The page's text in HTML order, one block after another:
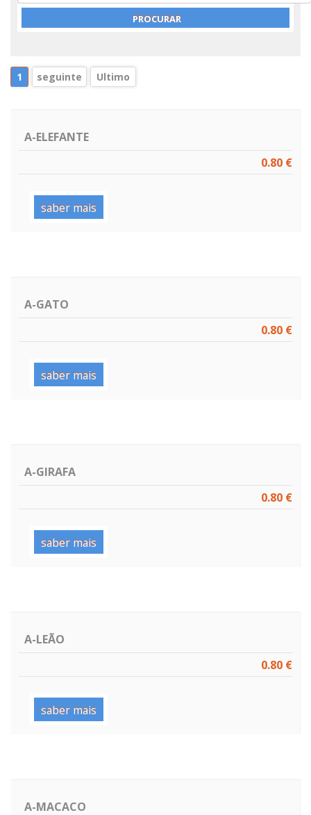
1 seguinte Ultimo
A-ELEFANTE
0.80 €
saber mais
A-GATO
0.80 €
saber mais
A-GIRAFA
0.80 €
saber mais
A-LEÃO
0.80 €
saber mais
A-MACACO